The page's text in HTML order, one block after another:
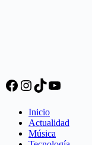
Facebook
Instagram
TikTok
YouTube
Inicio
Actualidad
Música